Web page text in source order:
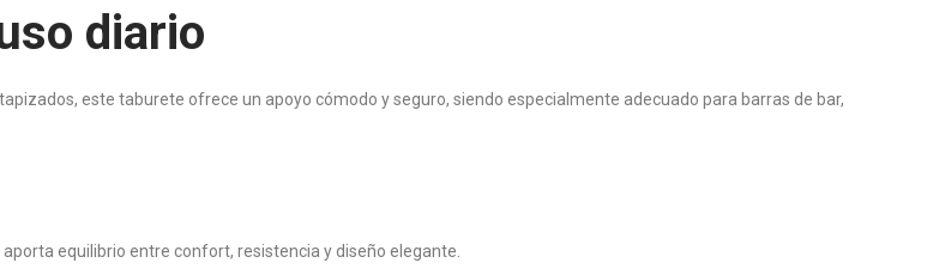
diario
este taburete ofrece un apoyo cómodo y seguro, siendo especialmente adecuado para barras de bar,
equilibrio entre confort, resistencia y diseño elegante.